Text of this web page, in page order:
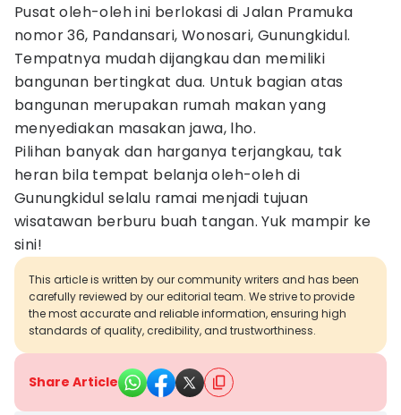
Pusat oleh-oleh ini berlokasi di Jalan Pramuka
nomor 36, Pandansari, Wonosari, Gunungkidul.
Tempatnya mudah dijangkau dan memiliki
bangunan bertingkat dua. Untuk bagian atas
bangunan merupakan rumah makan yang
menyediakan masakan jawa, lho.
Pilihan banyak dan harganya terjangkau, tak
heran bila tempat belanja oleh-oleh di
Gunungkidul selalu ramai menjadi tujuan
wisatawan berburu buah tangan. Yuk mampir ke
sini!
This article is written by our community writers and has been
carefully reviewed by our editorial team. We strive to provide
the most accurate and reliable information, ensuring high
standards of quality, credibility, and trustworthiness.
Share Article